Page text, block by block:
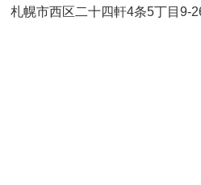
札幌市西区二十四軒4条5丁目9-